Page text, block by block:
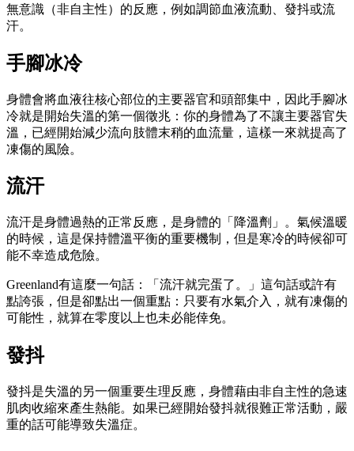
無意識（非自主性）的反應，例如調節血液流動、發抖或流
汗。
手腳冰冷
身體會將血液往核心部位的主要器官和頭部集中，因此手腳冰
冷就是開始失溫的第一個徵兆：你的身體為了不讓主要器官失
溫，已經開始減少流向肢體末稍的血流量，這樣一來就提高了
凍傷的風險。
流汗
流汗是身體過熱的正常反應，是身體的「降溫劑」。氣候溫暖
的時候，這是保持體溫平衡的重要機制，但是寒冷的時候卻可
能不幸造成危險。
Greenland有這麼一句話：「流汗就完蛋了。」這句話或許有
點誇張，但是卻點出一個重點：只要有水氣介入，就有凍傷的
可能性，就算在零度以上也未必能倖免。
發抖
發抖是失溫的另一個重要生理反應，身體藉由非自主性的急速
肌肉收縮來產生熱能。如果已經開始發抖就很難正常活動，嚴
重的話可能導致失溫症。